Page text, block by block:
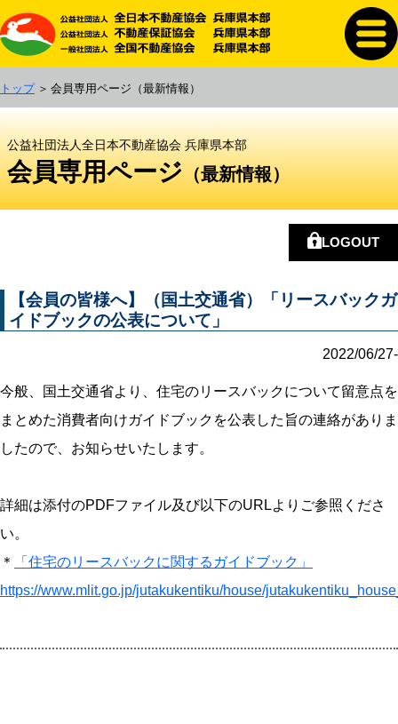
トップ 会員専用ページ （最新情報）
公益社団法人全日本不動産協会 兵庫県本部
会員専用ページ （最新情報）
LOGOUT
【会員の皆様へ】（国土交通省）「リースバックガ
イドブックの公表について」
2022/06/27-
今般、国土交通省より、住宅のリースバックについて留意点を
まとめた消費者向けガイドブックを公表した旨の連絡がありま
したので、お知らせいたします。
詳細は添付のPDFファイル及び以下のURLよりご参照くださ
い。
＊
「住宅のリースバックに関するガイドブック」
https://www.mlit.go.jp/jutakukentiku/house/